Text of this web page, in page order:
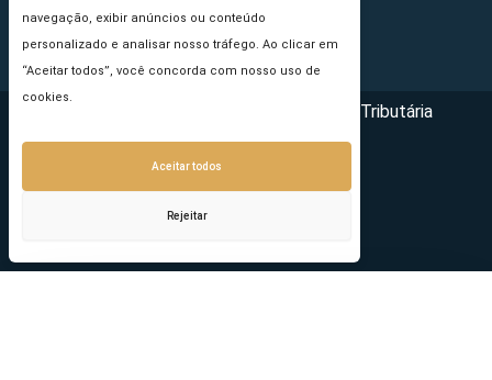
navegação, exibir anúncios ou conteúdo
personalizado e analisar nosso tráfego. Ao clicar em
“Aceitar todos”, você concorda com nosso uso de
cookies.
Aceitar todos
Rejeitar
Princípios Editoriais
Copyright © 2026 - Portal da Reforma Tributária